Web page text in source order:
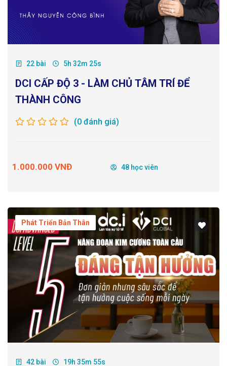
22 bài 5h 32m 25s
DCI CẤP ĐỘ 3 - LÀM CHỦ TÂM TRÍ ĐỂ
THÀNH CÔNG
(0 đánh giá)
1.000.000 VNĐ 48 học viên
Phát Triển Bản Thân
42 bài 19h 35m 55s